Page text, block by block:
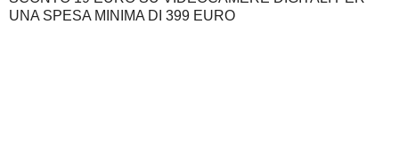
UNA SPESA MINIMA DI 399 EURO